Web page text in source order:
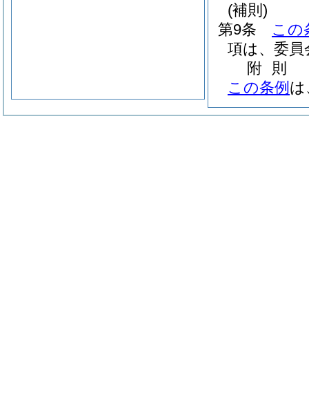
(補則)
第9条
この
項は、委
附 則
この条例 は